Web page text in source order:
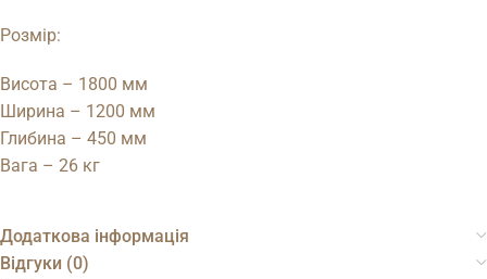
Розмір:
Висота – 1800 мм
Ширина – 1200 мм
Глибина – 450 мм
Вага – 26 кг
Додаткова інформація
Відгуки (0)